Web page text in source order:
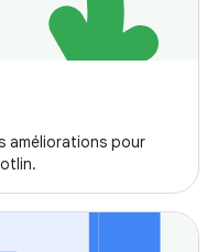
améliorations pour